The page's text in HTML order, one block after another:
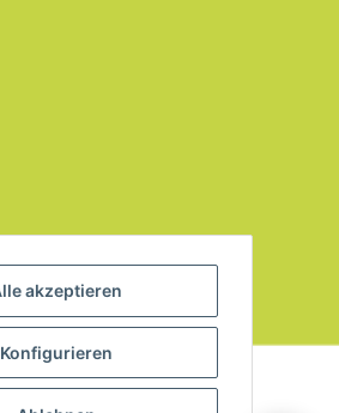
akzeptieren
Konfigurieren